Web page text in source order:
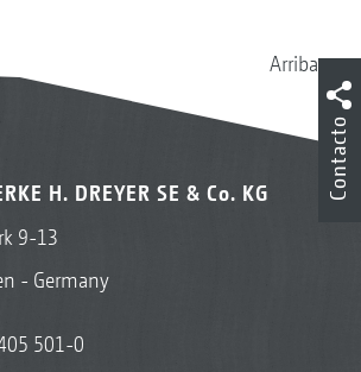
Arriba
H. DREYER SE & Co. KG
9-13
- Germany
501-0
Contacto